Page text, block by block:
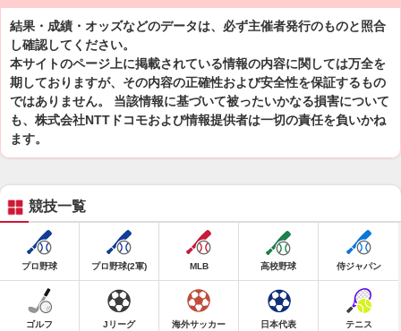
結果・成績・オッズなどのデータは、必ず主催者発行のものと照合
し確認してください。
本サイトのページ上に掲載されている情報の内容に関しては万全を
期しておりますが、その内容の正確性および安全性を保証するもの
ではありません。 当該情報に基づいて被ったいかなる損害について
も、株式会社NTTドコモおよび情報提供者は一切の責任を負いかね
ます。
競技一覧
プロ野球 プロ野球(2軍) MLB 高校野球 侍ジャパン
ゴルフ Jリーグ 海外サッカー 日本代表 テニス